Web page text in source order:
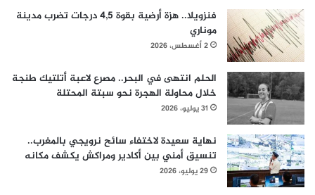
فنزويلا.. هزة أرضية بقوة 4,5 درجات تضرب مدينة
موناري
2 أغسطس، 2026
الحلم انتهى في البحر.. مصرع لاعبة أتلتيك طنجة
خلال محاولة الهجرة نحو سبتة المحتلة
31 يوليو، 2026
نهاية سعيدة لاختفاء سائح نرويجي بالمغرب..
تنسيق أمني بين أكادير ومراكش يكشف مكانه
29 يوليو، 2026